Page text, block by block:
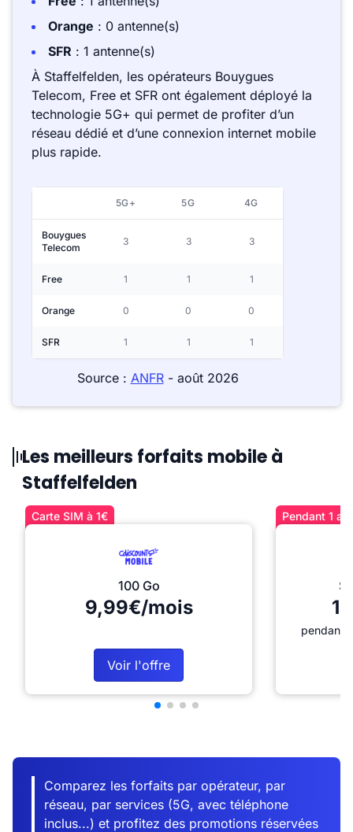
Orange : 0 antenne(s)
SFR : 1 antenne(s)
À Staffelfelden, les opérateurs Bouygues
Telecom, Free et SFR ont également déployé la
technologie 5G+ qui permet de profiter d’un
réseau dédié et d’une connexion internet mobile
plus rapide.
5G+ 5G 4G
Bouygues
Telecom
3 3 3
Free 1 1 1
Orange 0 0 0
SFR 1 1 1
Source : ANFR- août 2026
Les meilleurs forfaits mobile à
Staffelfelden
Carte SIM à 1€
100 Go
9,99€/mois
Voir l'offre
Pendant 1
pendant
Comparez les forfaits par opérateur, par
réseau, par services (5G, avec téléphone
inclus...) et profitez des promotions réservées